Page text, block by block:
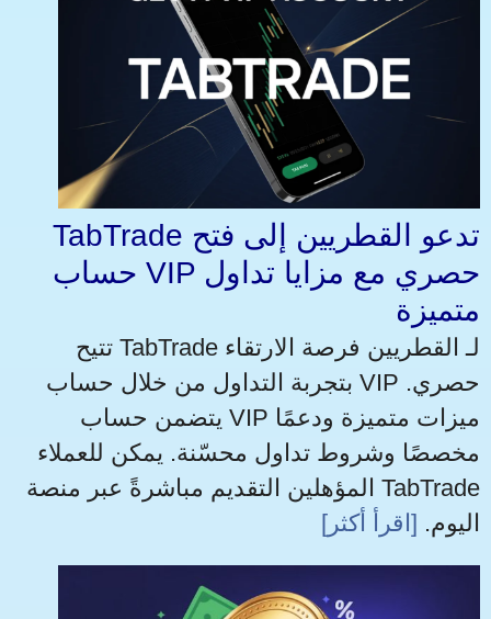
TabTrade تدعو القطريين إلى فتح
حساب VIP حصري مع مزايا تداول
متميزة
تتيح TabTrade لـ القطريين فرصة الارتقاء
بتجربة التداول من خلال حساب VIP حصري.
يتضمن حساب VIP ميزات متميزة ودعمًا
مخصصًا وشروط تداول محسّنة. يمكن للعملاء
المؤهلين التقديم مباشرةً عبر منصة TabTrade
اليوم. [اقرأ أكثر]